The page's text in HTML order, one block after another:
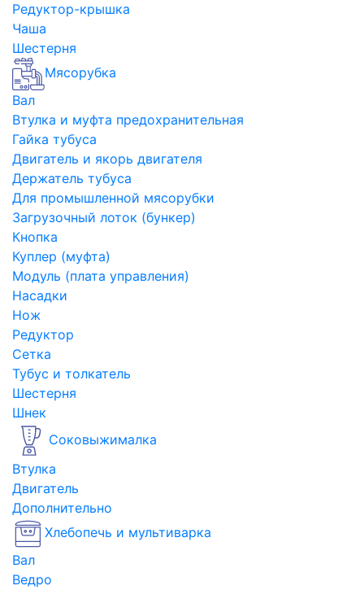
Редуктор-крышка
Чаша
Шестерня
Мясорубка
Вал
Втулка и муфта предохранительная
Гайка тубуса
Двигатель и якорь двигателя
Держатель тубуса
Для промышленной мясорубки
Загрузочный лоток (бункер)
Кнопка
Куплер (муфта)
Модуль (плата управления)
Насадки
Нож
Редуктор
Сетка
Тубус и толкатель
Шестерня
Шнек
Соковыжималка
Втулка
Двигатель
Дополнительно
Хлебопечь и мультиварка
Вал
Ведро